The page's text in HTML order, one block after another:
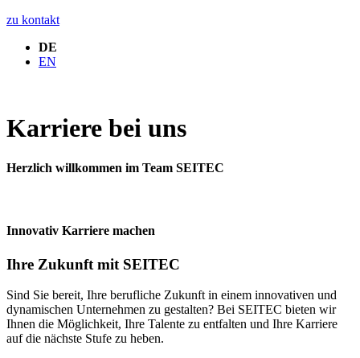
zu kontakt
DE
EN
Karriere bei uns
Herzlich willkommen im Team SEITEC
Innovativ Karriere machen
Ihre Zukunft mit SEITEC
Sind Sie bereit, Ihre berufliche Zukunft in einem innovativen und
dynamischen Unternehmen zu gestalten? Bei SEITEC bieten wir
Ihnen die Möglichkeit, Ihre Talente zu entfalten und Ihre Karriere
auf die nächste Stufe zu heben.